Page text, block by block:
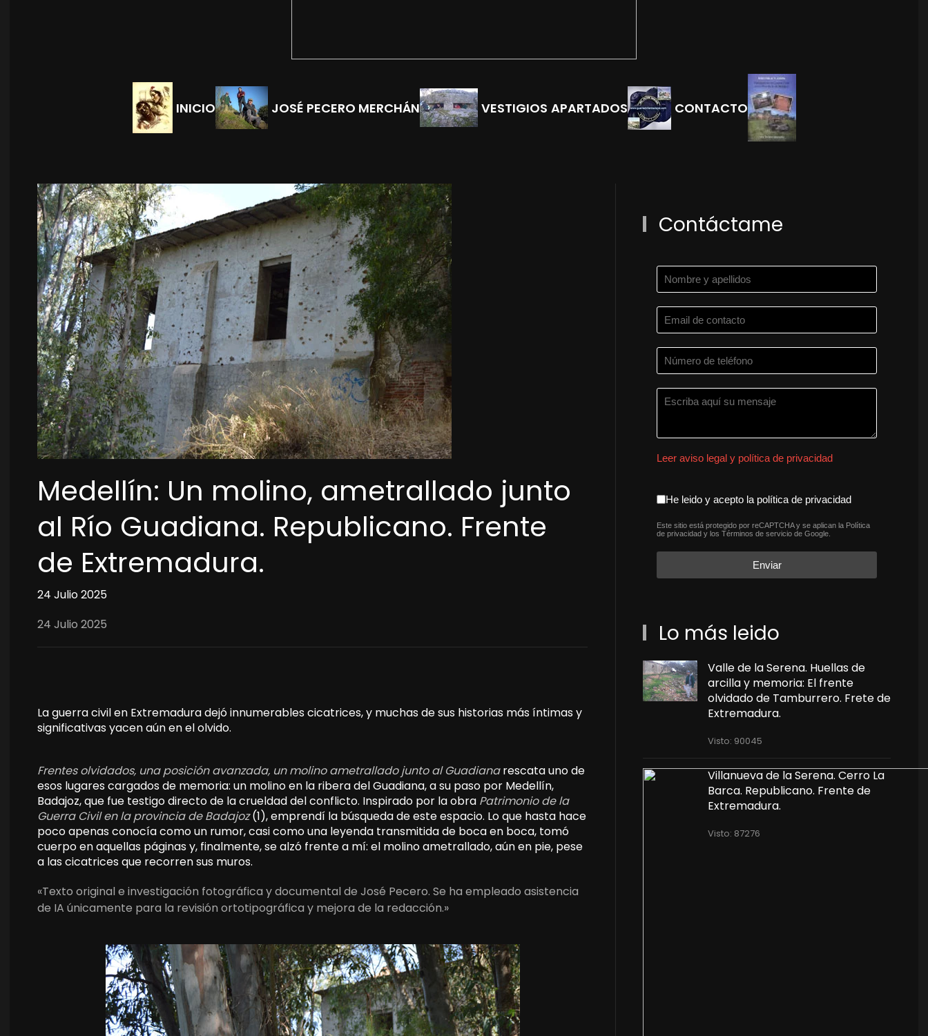
INICIO JOSÉ PECERO MERCHÁN VESTIGIOS APARTADOS CONTACTO
Medellín: Un molino, ametrallado junto
al Río Guadiana. Republicano. Frente
de Extremadura.
24 Julio 2025
24 Julio 2025
La guerra civil en Extremadura dejó innumerables cicatrices, y muchas de sus historias más íntimas y
significativas yacen aún en el olvido.
Frentes olvidados, una posición avanzada, un molino ametrallado junto al Guadianarescata uno de
esos lugares cargados de memoria: un molino en la ribera del Guadiana, a su paso por Medellín,
Badajoz, que fue testigo directo de la crueldad del conflicto. Inspirado por la obra Patrimonio de la
Guerra Civil en la provincia de Badajoz(1), emprendí la búsqueda de este espacio. Lo que hasta hace
poco apenas conocía como un rumor, casi como una leyenda transmitida de boca en boca, tomó
cuerpo en aquellas páginas y, finalmente, se alzó frente a mí: el molino ametrallado, aún en pie, pese
a las cicatrices que recorren sus muros.
«Texto original e investigación fotográfica y documental de José Pecero. Se ha empleado asistencia
de IA únicamente para la revisión ortotipográfica y mejora de la redacción.»
Contáctame
Leer aviso legal y política de privacidad
aceptacion política de
He leido y acepto la política de privacidad
reCAPTCHA*
Este sitio está protegido por reCAPTCHA y se aplican la Política
de privacidad y losTérminos de servicio de Google.
Enviar
Lo más leido
Valle de la Serena. Huellas de
arcilla y memoria: El frente
olvidado de Tamburrero. Frete de
Extremadura.
Visto: 90045
Villanueva de la Serena. Cerro La
Barca. Republicano. Frente de
Extremadura.
Visto: 87276